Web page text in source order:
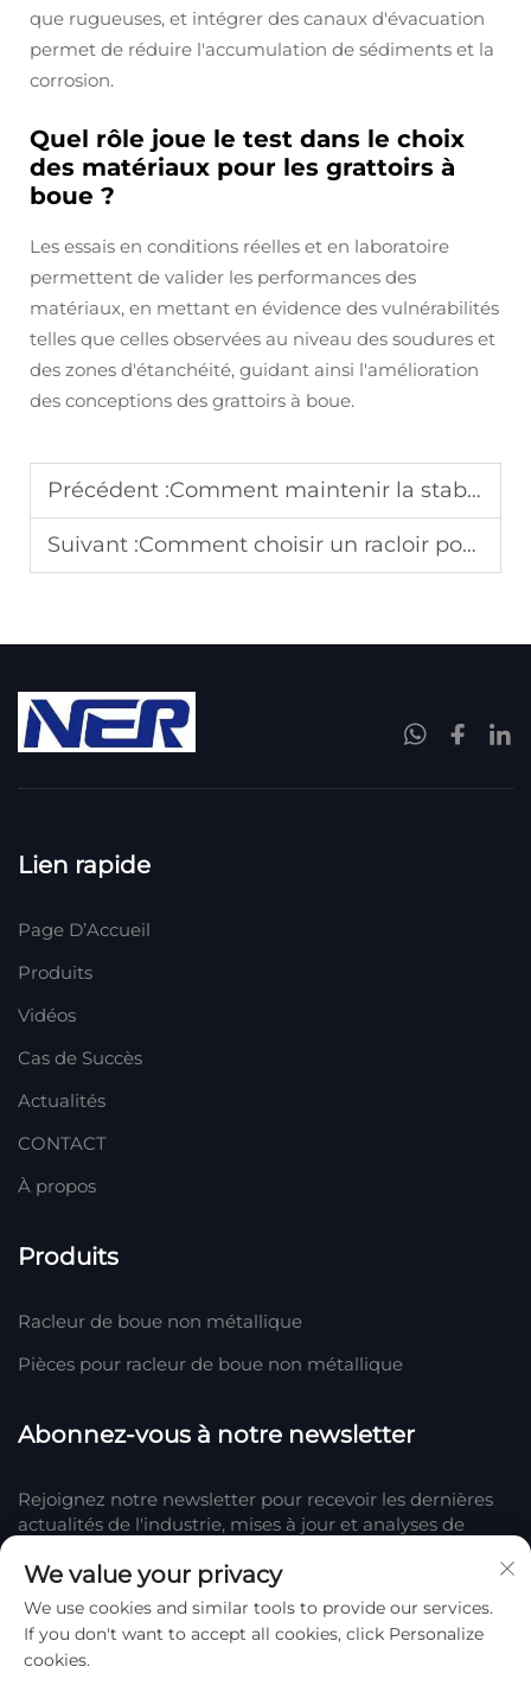
que rugueuses, et intégrer des canaux d'évacuation
permet de réduire l'accumulation de sédiments et la
corrosion.
Quel rôle joue le test dans le choix
des matériaux pour les grattoirs à
boue ?
Les essais en conditions réelles et en laboratoire
permettent de valider les performances des
matériaux, en mettant en évidence des vulnérabilités
telles que celles observées au niveau des soudures et
des zones d'étanchéité, guidant ainsi l'amélioration
des conceptions des grattoirs à boue.
Précédent :Comment maintenir la stabilité des systèmes de racloirs ? Un contrôle qualité strict aide.
Suivant :Comment choisir un racloir pour équipement de station d'épuration ?
Lien rapide
Page D’Accueil
Produits
Vidéos
Cas de Succès
Actualités
CONTACT
À propos
Produits
Racleur de boue non métallique
Pièces pour racleur de boue non métallique
Abonnez-vous à notre newsletter
Rejoignez notre newsletter pour recevoir les dernières
actualités de l'industrie, mises à jour et analyses de
S'abonner
We value your privacy
We use cookies and similar tools to provide our services.
If you don't want to accept all cookies, click Personalize
cookies.